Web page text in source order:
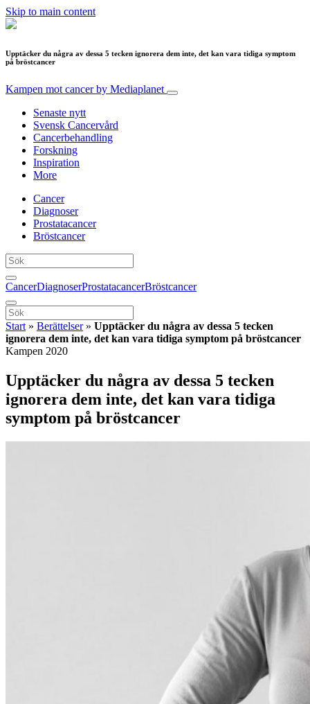
Skip to main content
Upptäcker du några av dessa 5 tecken ignorera dem inte, det kan vara tidiga symptom
på bröstcancer
Kampen mot cancerby Mediaplanet
Senaste nytt
Svensk Cancervård
Cancerbehandling
Forskning
Inspiration
More
Cancer
Diagnoser
Prostatacancer
Bröstcancer
CancerDiagnoserProstatacancerBröstcancer
Start » Berättelser» Upptäcker du några av dessa 5 tecken
ignorera dem inte, det kan vara tidiga symptom på bröstcancer
Kampen 2020
Upptäcker du några av dessa 5 tecken
ignorera dem inte, det kan vara tidiga
symptom på bröstcancer